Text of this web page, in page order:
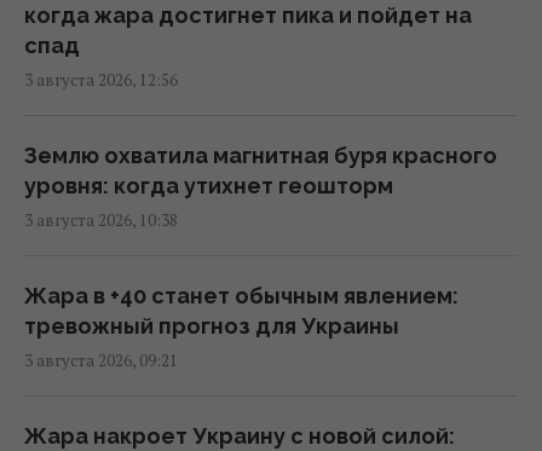
Несмотря на сомнения Трампа: США
продолжают переговоры с Украиной по
Patriot, - Reuters
Дроны поразили крупный склад
Wildberries в Тульской области: вспыхнул
09:45 среда, 05 августа 2026
Возле гольф-клуба Трампа задержали
записками", – Politico
когда жара достигнет пика и пойдет на
спад
3 августа 2026, 12:56
Землю охватила магнитная буря красного
уровня: когда утихнет геошторм
3 августа 2026, 10:38
Жара в +40 станет обычным явлением:
тревожный прогноз для Украины
3 августа 2026, 09:21
Жара накроет Украину с новой силой: